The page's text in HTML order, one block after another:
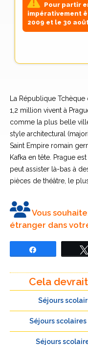
Pour partir
impérativement
2009 et le 30
La République
1,2 million vivent à
comme la plus belle
style architectural
Saint Empire romain
Kafka en tête. Prague
peut assister là-bas à
pièces de théâtre, le
Scènes de vie
prononcé. Vous inviter
Les familles
Le peuple tchèque est
classe moyenne, ayant
Le lycée
Le Lycée offre une
gymnasiums » et l’on y
écoles spécialisées.
principalement placés
souvent un programme
entre 25 et 30 par
Vous
étranger dans
Cela
Séjours
Séjours
Séjours